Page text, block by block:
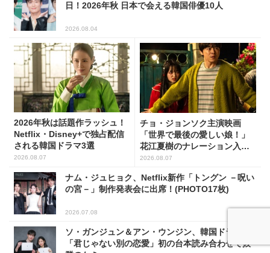
日！2026年秋 日本で会える韓国俳優10人
2026.08.04
2026年秋は話題作ラッシュ！
Netflix・Disney+で独占配信
される韓国ドラマ3選
2026.08.07
チョ・ジョンソク主演映画
「世界で最後の愛しい娘！」
花江夏樹のナレーション入り
予告映像解禁！
2026.08.07
ナム・ジュヒョク、Netflix新作「トングン －呪い
の宮－」制作発表会に出席！(PHOTO17枚)
2026.07.08
ソ・ガンジュン＆アン・ウンジン、韓国ドラマ
「君じゃない別の恋愛」初の台本読み合わせで抜